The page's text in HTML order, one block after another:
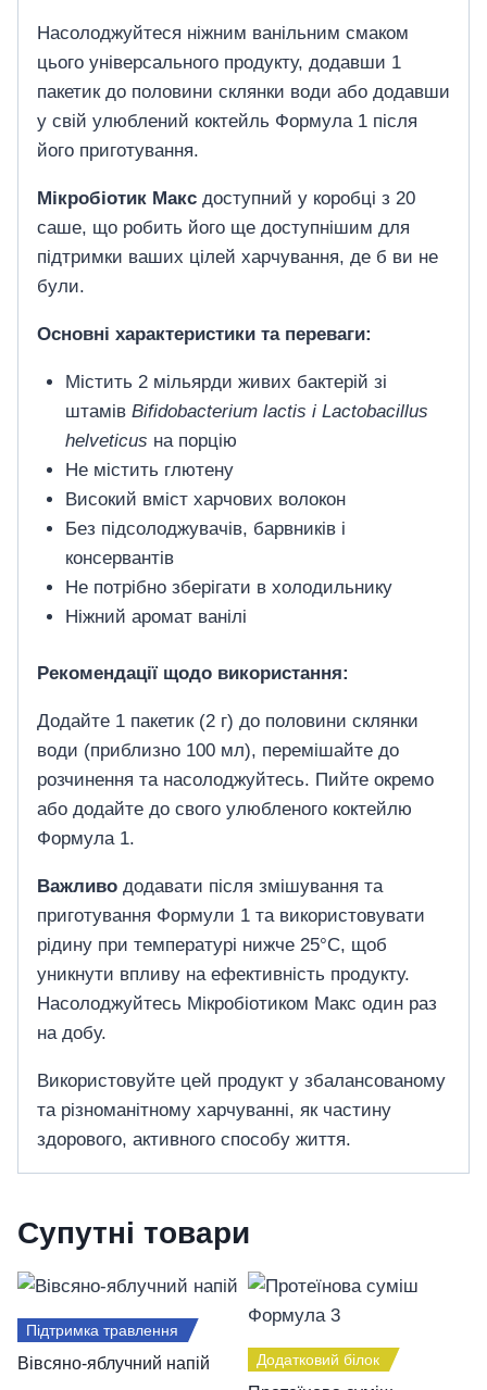
Насолоджуйтеся ніжним ванільним смаком
цього універсального продукту, додавши 1
пакетик до половини склянки води або додавши
у свій улюблений коктейль Формула 1 після
його приготування.
Мікробіотик Макс доступний у коробці з 20
саше, що робить його ще доступнішим для
підтримки ваших цілей харчування, де б ви не
були.
Основні характеристики та переваги:
Містить 2 мільярди живих бактерій зі
штамів Bifidobacterium lactis і Lactobacillus
helveticus на порцію
Не містить глютену
Високий вміст харчових волокон
Без підсолоджувачів, барвників і
консервантів
Не потрібно зберігати в холодильнику
Ніжний аромат ванілі
Рекомендації щодо використання:
Додайте 1 пакетик (2 г) до половини склянки
води (приблизно 100 мл), перемішайте до
розчинення та насолоджуйтесь. Пийте окремо
або додайте до свого улюбленого коктейлю
Формула 1.
Важливо додавати після змішування та
приготування Формули 1 та використовувати
рідину при температурі нижче 25°C, щоб
уникнути впливу на ефективність продукту.
Насолоджуйтесь Мікробіотиком Макс один раз
на добу.
Використовуйте цей продукт у збалансованому
та різноманітному харчуванні, як частину
здорового, активного способу життя.
Супутні товари
Підтримка травлення
Вівсяно-яблучний напій Додатковий білок